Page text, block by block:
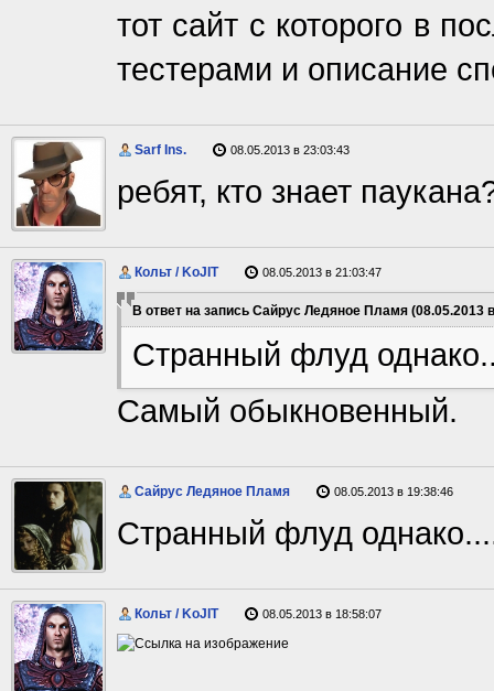
тот сайт с которого в
тестерами и описание
Sarf Ins. 08.05.2013 в 23:03:43
ребят, кто знает
Кольт / KoJIT 08.05.2013 в 21:03:47
В ответ на запись Сайрус Ледяное Пламя (08.05.2013
Странный флуд
Самый обыкновенный.
Сайрус Ледяное Пламя 08.05.2013 в 19:38:46
Странный флуд
Кольт / KoJIT 08.05.2013 в 18:58:07